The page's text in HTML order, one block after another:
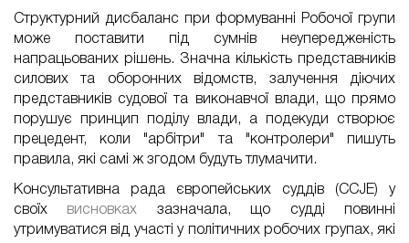
Структурний дисбаланс при формуванні Робочої групи
може поставити під сумнів неупередженість
напрацьованих рішень. Значна кількість представників
силових та оборонних відомств, залучення діючих
представників судової та виконавчої влади, що прямо
порушує принцип поділу влади, а подекуди створює
прецедент, коли "арбітри" та "контролери" пишуть
правила, які самі ж згодом будуть тлумачити.
Консультативна рада європейських суддів (CCJE) у
своїх
висновках
зазначала, що судді повинні
утримуватися від участі у політичних робочих групах, які